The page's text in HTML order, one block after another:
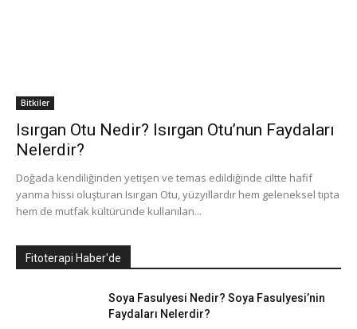
Bitkiler
Isırgan Otu Nedir? Isırgan Otu’nun Faydaları
Nelerdir?
Doğada kendiliğinden yetişen ve temas edildiğinde ciltte hafif
yanma hissi oluşturan Isırgan Otu, yüzyıllardır hem geleneksel tıpta
hem de mutfak kültüründe kullanılan...
Fitoterapi Haber'de
Soya Fasulyesi Nedir? Soya Fasulyesi’nin
Faydaları Nelerdir?